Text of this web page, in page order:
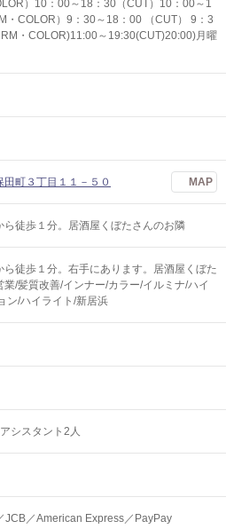
）10：00～18：30（CUT）10：00～1
COLOR）9：30～18：00 （CUT） 9：3
・COLOR)11:00～19:30(CUT)20:00)月曜
町３丁目１１－５０ MAP
ら徒歩１分。居酒屋くぼたさんのお隣
ら徒歩１分。右手にあります。居酒屋くぼた
業/髪質改善/インナー/カラー/イルミナ/ハイ
ン/ハイライト/新居浜
シスタント2人
JCB／American Express／PayPay